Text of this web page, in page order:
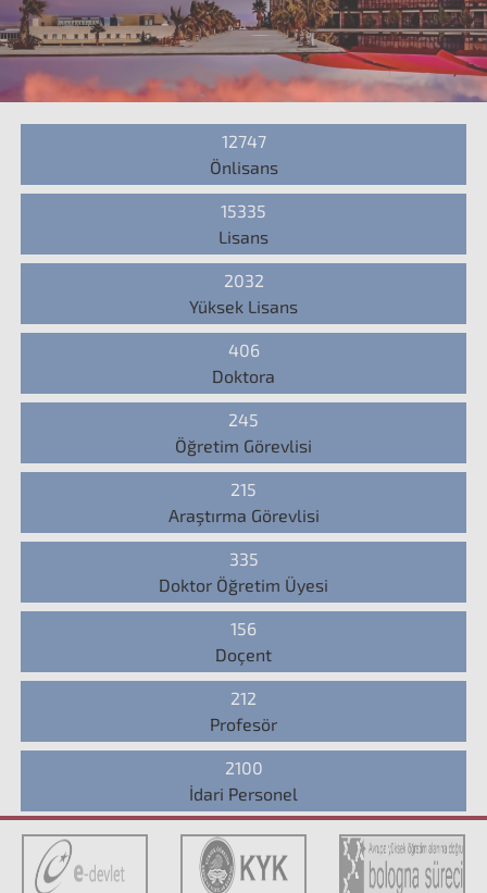
12747
Önlisans
15335
Lisans
2032
Yüksek Lisans
406
Doktora
245
Öğretim Görevlisi
215
Araştırma Görevlisi
335
Doktor Öğretim Üyesi
156
Doçent
212
Profesör
2100
İdari Personel